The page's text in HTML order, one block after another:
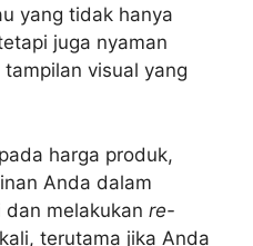
yang tidak hanya
juga nyaman
visual yang
harga produk,
Anda dalam
melakukan re-
terutama jika Anda